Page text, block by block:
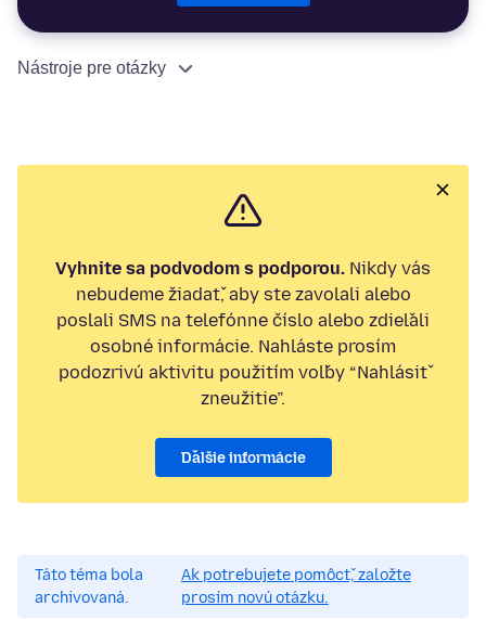
Nástroje pre otázky
Vyhnite sa podvodom s podporou. Nikdy vás
nebudeme žiadať, aby ste zavolali alebo
poslali SMS na telefónne číslo alebo zdieľali
osobné informácie. Nahláste prosím
podozrivú aktivitu použitím voľby “Nahlásiť
zneužitie”.
Ďalšie informácie
Táto téma bola
archivovaná.
Ak potrebujete pomôcť, založte
prosím novú otázku.